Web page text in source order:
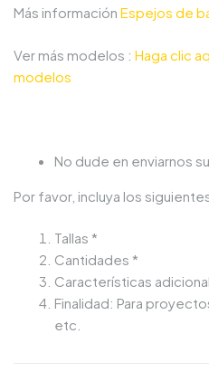
Más información Espejos de
Ver más modelos : Haga clic
modelos
No dude en enviarnos
Por favor, incluya los
Tallas *
Cantidades *
Características
Finalidad: Para
etc.